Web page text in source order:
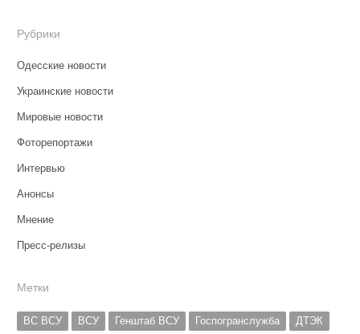
Рубрики
Одесские новости
Украинские новости
Мировые новости
Фоторепортажи
Интервью
Анонсы
Мнение
Пресс-релизы
Метки
ВС ВСУ ВСУ Генштаб ВСУ Госпогранслужба
ДТЭК